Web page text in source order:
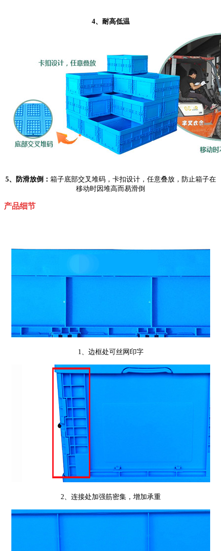
4、耐高低温
5、防滑放倒： 箱子底部交叉堆码，卡扣设计，任意叠放，防止箱子在
移动时因堆高而易滑倒
产品细节
1、边框处可丝网印字
2、连接处加强筋密集，增加承重